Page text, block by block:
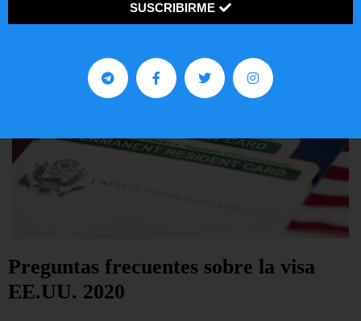
Preguntas frecuentes sobre la visa
EE.UU. 2020
SUSCRIBIRME